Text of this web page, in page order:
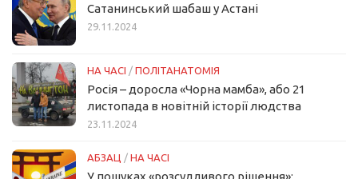
Сатанинський шабаш у Астані
29.11.2024
НА ЧАСІ / ПОЛІТАНАТОМІЯ
Росія – доросла «Чорна мамба», або 21
листопада в новітній історії людства
23.11.2024
АБЗАЦ / НА ЧАСІ
У пошуках «розсудливого рішення»: